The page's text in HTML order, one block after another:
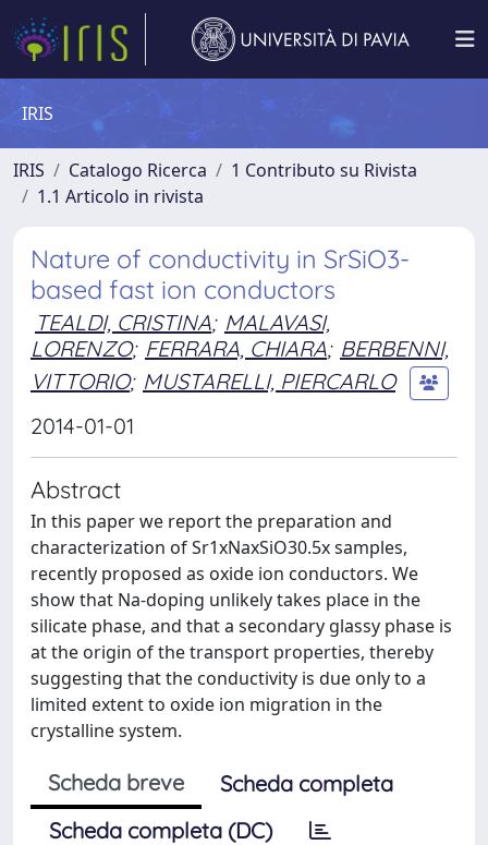
IRIS
IRIS Catalogo Ricerca
1 Contributo su Rivista
1.1 Articolo in rivista
Nature of conductivity in SrSiO3-
based fast ion conductors
TEALDI, CRISTINA; MALAVASI,
LORENZO; FERRARA, CHIARA; BERBENNI,
VITTORIO; MUSTARELLI, PIERCARLO
2014-01-01
Abstract
In this paper we report the preparation and
characterization of Sr1xNaxSiO30.5x samples,
recently proposed as oxide ion conductors. We
show that Na-doping unlikely takes place in the
silicate phase, and that a secondary glassy phase is
at the origin of the transport properties, thereby
suggesting that the conductivity is due only to a
limited extent to oxide ion migration in the
crystalline system.
Scheda breve
Scheda completa
Scheda completa (DC)